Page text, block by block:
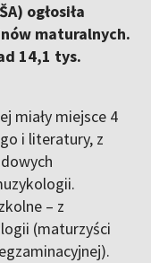
ogłosiła
maturalnych.
14,1 tys.
miały miejsce 4
i literatury, z
– z
(maturzyści